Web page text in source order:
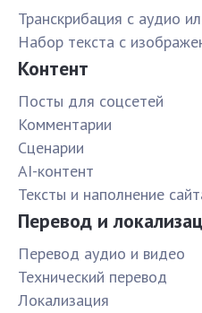
Транскрибация с аудио
Набор текста с
Контент
Посты для соцсетей
Комментарии
Сценарии
AI-контент
Тексты и наполнение
Перевод и
Перевод аудио и видео
Технический перевод
Локализация